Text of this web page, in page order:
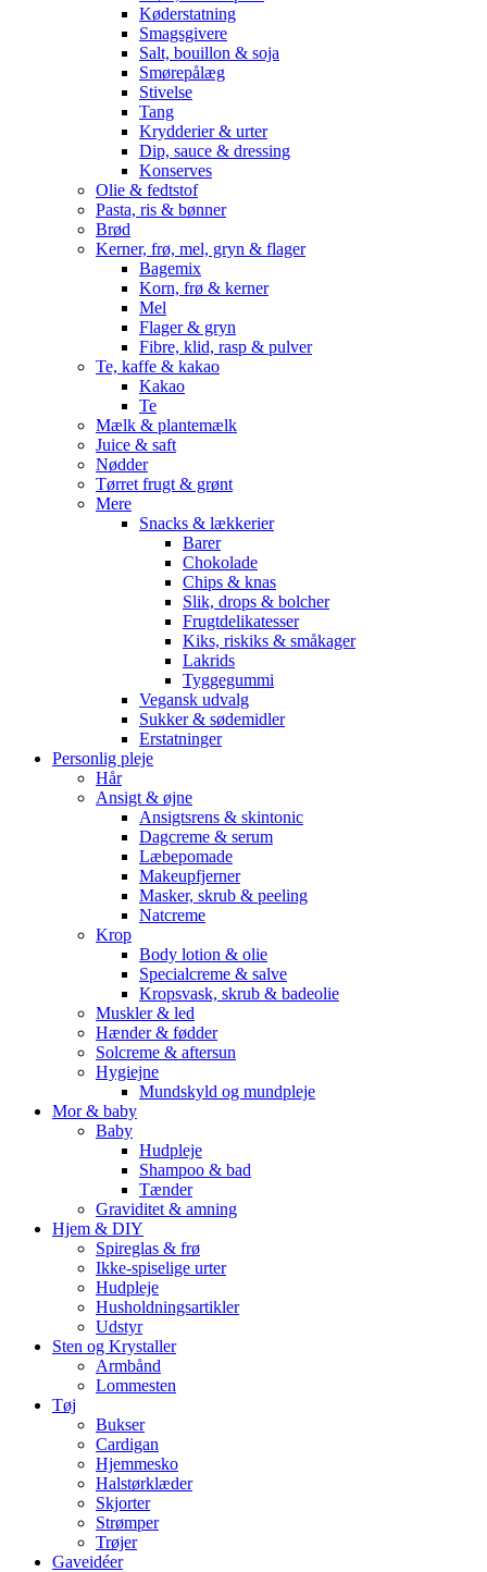
Køderstatning
Smagsgivere
Salt, bouillon & soja
Smørepålæg
Stivelse
Tang
Krydderier & urter
Dip, sauce & dressing
Konserves
Olie & fedtstof
Pasta, ris & bønner
Brød
Kerner, frø, mel, gryn & flager
Bagemix
Korn, frø & kerner
Mel
Flager & gryn
Fibre, klid, rasp & pulver
Te, kaffe & kakao
Kakao
Te
Mælk & plantemælk
Juice & saft
Nødder
Tørret frugt & grønt
Mere
Snacks & lækkerier
Barer
Chokolade
Chips & knas
Slik, drops & bolcher
Frugtdelikatesser
Kiks, riskiks & småkager
Lakrids
Tyggegummi
Vegansk udvalg
Sukker & sødemidler
Erstatninger
Personlig pleje
Hår
Ansigt & øjne
Ansigtsrens & skintonic
Dagcreme & serum
Læbepomade
Makeupfjerner
Masker, skrub & peeling
Natcreme
Krop
Body lotion & olie
Specialcreme & salve
Kropsvask, skrub & badeolie
Muskler & led
Hænder & fødder
Solcreme & aftersun
Hygiejne
Mundskyld og mundpleje
Mor & baby
Baby
Hudpleje
Shampoo & bad
Tænder
Graviditet & amning
Hjem & DIY
Spireglas & frø
Ikke-spiselige urter
Hudpleje
Husholdningsartikler
Udstyr
Sten og Krystaller
Armbånd
Lommesten
Tøj
Bukser
Cardigan
Hjemmesko
Halstørklæder
Skjorter
Strømper
Trøjer
Gaveidéer